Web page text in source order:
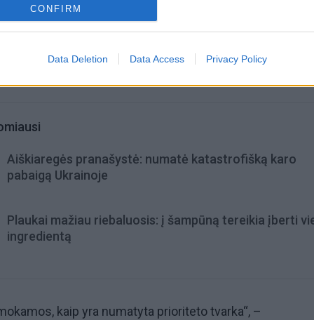
CONFIRM
Data Deletion Data Access Privacy Policy
Aiškiaregės pranašystė: numatė katastrofišką karo
pabaigą Ukrainoje
Plaukai mažiau riebaluosis: į šampūną tereikia įberti
ingredientą
kaip yra numatyta prioriteto tvarka“, –